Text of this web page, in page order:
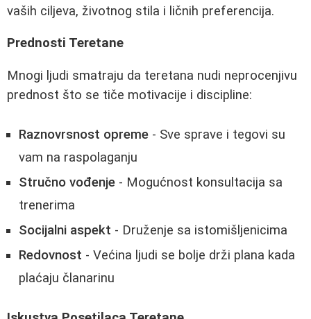
vaših ciljeva, životnog stila i ličnih preferencija.
Prednosti Teretane
Mnogi ljudi smatraju da teretana nudi neprocenjivu
prednost što se tiče motivacije i discipline:
Raznovrsnost opreme - Sve sprave i tegovi su
vam na raspolaganju
Stručno vođenje - Mogućnost konsultacija sa
trenerima
Socijalni aspekt - Druženje sa istomišljenicima
Redovnost - Većina ljudi se bolje drži plana kada
plaćaju članarinu